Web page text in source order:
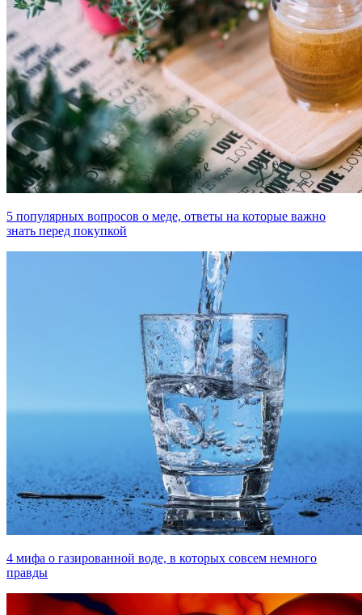
5 популярных вопросов о меде, ответы на которые важно
знать перед покупкой
4 мифа о газированной воде, в которых совсем немного
правды